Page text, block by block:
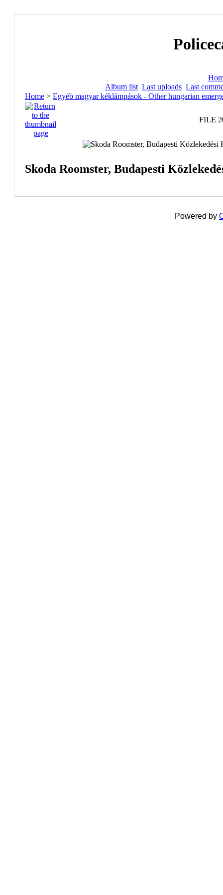
Album list Last uploads Last
Home > Egyéb magyar kéklámpások - Other hungarian
FILE
Skoda Roomster, Budapesti
Powered by